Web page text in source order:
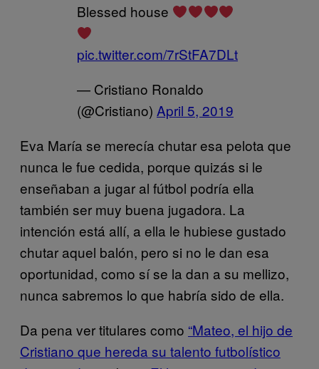
Blessed house
pic.twitter.com/7rStFA7DLt
— Cristiano Ronaldo
(@Cristiano) April 5, 2019
Eva María se merecía chutar esa pelota que
nunca le fue cedida, porque quizás si le
enseñaban a jugar al fútbol podría ella
también ser muy buena jugadora. La
intención está allí, a ella le hubiese gustado
chutar aquel balón, pero si no le dan esa
oportunidad, como sí se la dan a su mellizo,
nunca sabremos lo que habría sido de ella.
Da pena ver titulares como “Mateo, el hijo de
Cristiano que hereda su talento futbolístico